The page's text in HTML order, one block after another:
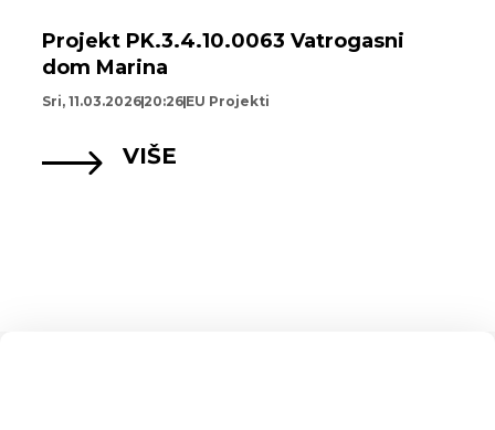
Projekt PK.3.4.10.0063 Vatrogasni
dom Marina
Sri, 11.03.2026 20:26 EU Projekti
VIŠE